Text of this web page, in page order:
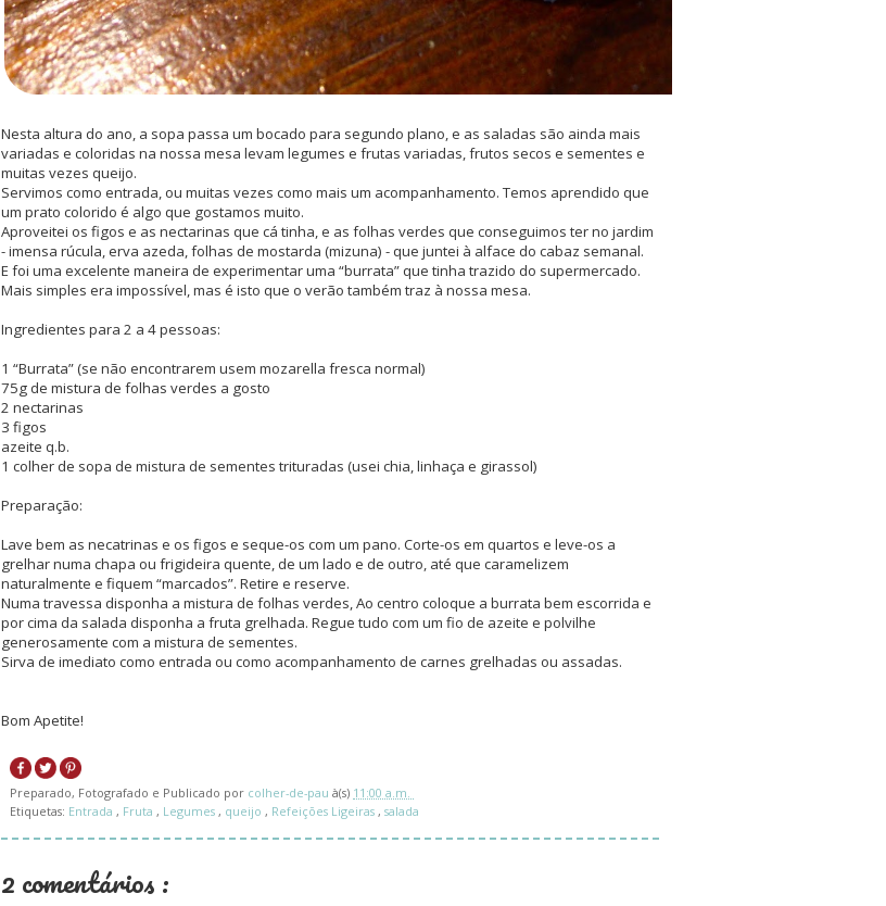
Nesta altura do ano, a sopa passa um bocado para segundo plano, e as saladas são ainda mais
variadas e coloridas na nossa mesa levam legumes e frutas variadas, frutos secos e sementes e
muitas vezes queijo.
Servimos como entrada, ou muitas vezes como mais um acompanhamento. Temos aprendido que
um prato colorido é algo que gostamos muito.
Aproveitei os figos e as nectarinas que cá tinha, e as folhas verdes que conseguimos ter no jardim
- imensa rúcula, erva azeda, folhas de mostarda (mizuna) - que juntei à alface do cabaz semanal.
E foi uma excelente maneira de experimentar uma “burrata” que tinha trazido do supermercado.
Mais simples era impossível, mas é isto que o verão também traz à nossa mesa.
Ingredientes para 2 a 4 pessoas:
1 “Burrata” (se não encontrarem usem mozarella fresca normal)
75g de mistura de folhas verdes a gosto
2 nectarinas
3 figos
azeite q.b.
1 colher de sopa de mistura de sementes trituradas (usei chia, linhaça e girassol)
Preparação:
Lave bem as necatrinas e os figos e seque-os com um pano. Corte-os em quartos e leve-os a
grelhar numa chapa ou frigideira quente, de um lado e de outro, até que caramelizem
naturalmente e fiquem “marcados”. Retire e reserve.
Numa travessa disponha a mistura de folhas verdes, Ao centro coloque a burrata bem escorrida e
por cima da salada disponha a fruta grelhada. Regue tudo com um fio de azeite e polvilhe
generosamente com a mistura de sementes.
Sirva de imediato como entrada ou como acompanhamento de carnes grelhadas ou assadas.
Bom Apetite!
Preparado, Fotografado e Publicado por colher-de-pau à(s) 11:00 a.m.
Etiquetas: Entrada , Fruta , Legumes , queijo , Refeições Ligeiras , salada
2 comentários :